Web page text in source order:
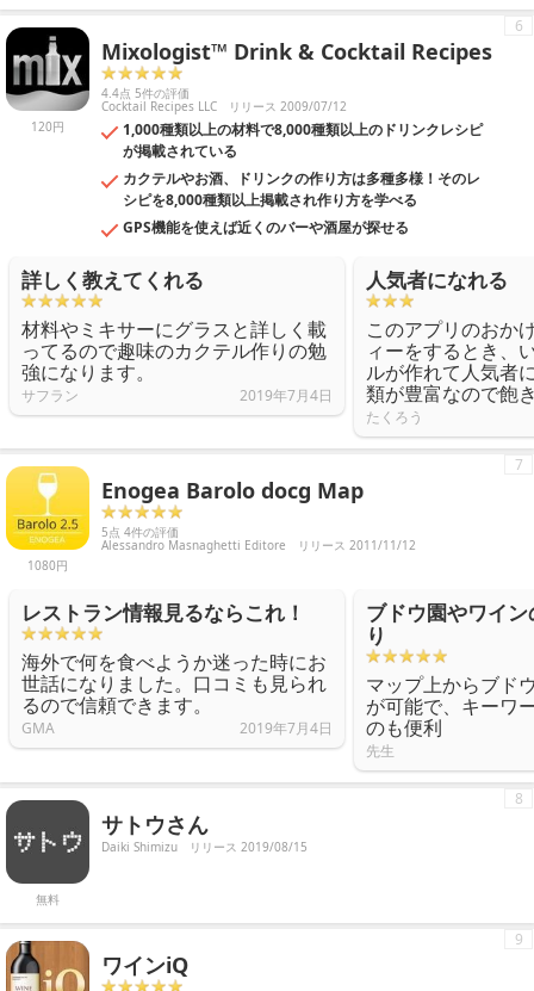
120円
Mixologist™ Drink & Cocktail Recipes
4.4点 5件の評価
Cocktail Recipes LLC リリース 2009/07/12
1,000種類以上の材料で8,000種類以上のドリンクレシピ
が掲載されている
カクテルやお酒、ドリンクの作り方は多種多様！そのレ
シピを8,000種類以上掲載され作り方を学べる
GPS機能を使えば近くのバーや酒屋が探せる
6
詳しく教えてくれる
材料やミキサーにグラスと詳しく載
ってるので趣味のカクテル作りの勉
強になります。
サフラン 2019年7月4日
人気者になれる
このアプリのおか
ィーをするとき、
ルが作れて人気者
類が豊富なので飽
たくろう
1080円
Enogea Barolo docg Map
5点 4件の評価
Alessandro Masnaghetti Editore リリース 2011/11/12
7
レストラン情報見るならこれ！
海外で何を食べようか迷った時にお
世話になりました。口コミも見られ
るので信頼できます。
GMA 2019年7月4日
ブドウ園やワイ
り
マップ上からブド
が可能で、キーワ
のも便利
先生
無料
サトウさん
Daiki Shimizu リリース 2019/08/15
8
ワインiQ
9